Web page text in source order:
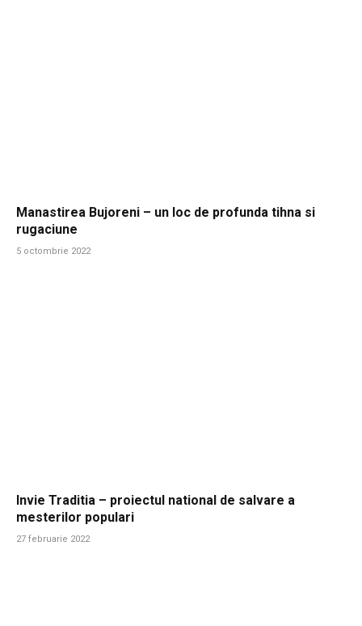
Manastirea Bujoreni – un loc de profunda tihna si
rugaciune
5 octombrie 2022
Invie Traditia – proiectul national de salvare a
mesterilor populari
27 februarie 2022